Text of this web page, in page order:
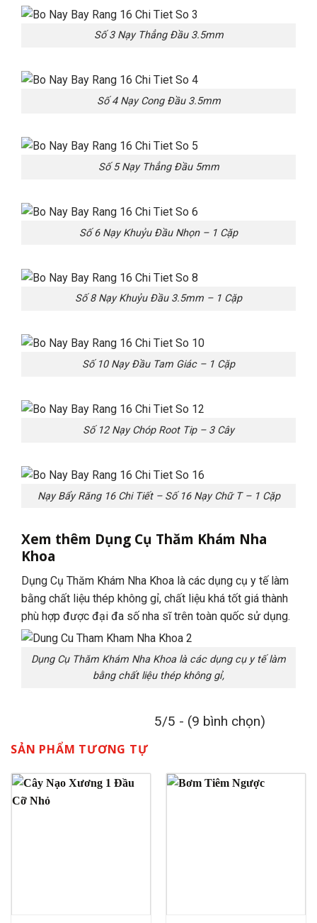
Số 3 Nạy Thẳng Đầu 3.5mm
Số 4 Nạy Cong Đầu 3.5mm
Số 5 Nạy Thẳng Đầu 5mm
Số 6 Nạy Khuỷu Đầu Nhọn – 1 Cặp
Số 8 Nạy Khuỷu Đầu 3.5mm – 1 Cặp
Số 10 Nạy Đầu Tam Giác – 1 Cặp
Số 12 Nạy Chóp Root Tip – 3 Cây
Nạy Bẩy Răng 16 Chi Tiết – Số 16 Nạy Chữ T – 1 Cặp
Xem thêm Dụng Cụ Thăm Khám Nha
Khoa
Dụng Cụ Thăm Khám Nha Khoa là các dụng cụ y tế làm
bằng chất liệu thép không gỉ, chất liệu khá tốt giá thành
phù hợp được đại đa số nha sĩ trên toàn quốc sử dụng.
Dụng Cụ Thăm Khám Nha Khoa là các dụng cụ y tế làm
bằng chất liệu thép không gỉ,
5/5 - (9 bình chọn)
SẢN PHẨM TƯƠNG TỰ